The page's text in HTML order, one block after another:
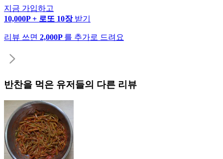
지금 가입하고
10,000P + 로또 10장 받기
리뷰 쓰면 2,000P 를 추가로 드려요
반찬을 먹은 유저들의 다른 리뷰